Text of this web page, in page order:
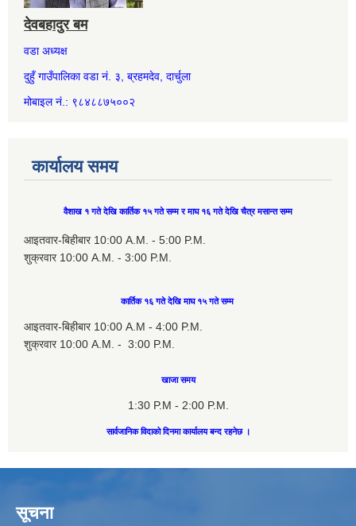
देवबहादुर बम
वडा अध्यक्ष
दुहुँ गाउँपालिका वडा नं. ३, ब्रहमदेव, दार्चुला
मोबाइल नं.: ९८४८८७५००२
कार्यालय समय
वैशाख १ गते देखि कार्तिक १५ गते सम्म र माघ १६ गते देखि चैत्र मसान्त सम्म
आइतवार-बिहीबार 10:00 A.M. - 5:00 P.M.
शुक्रवार 10:00 A.M. - 3:00 P.M.
कार्तिक १६ गते देखि माघ १५ गते सम्म
आइतवार-बिहीबार 10:00 A.M - 4:00 P.M.
शुक्रवार 10:00 A.M. - 3:00 P.M.
खाजा समय
1:30 P.M - 2:00 P.M.
सार्वजानिक विदाको दिनमा कार्यालय बन्द रहनेछ ।
सूचना